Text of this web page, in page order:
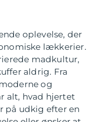
oplevelse, der
lækkerier.
madkultur,
aldrig. Fra
og
alt, hvad hjertet
på udkig efter en